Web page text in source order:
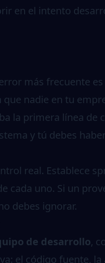
en el intento
más frecuente
nadie en tu
la primera línea de
y tú debes
real. Establece
cada uno. Si un
debes ignorar.
de desarrollo,
el código fuente,